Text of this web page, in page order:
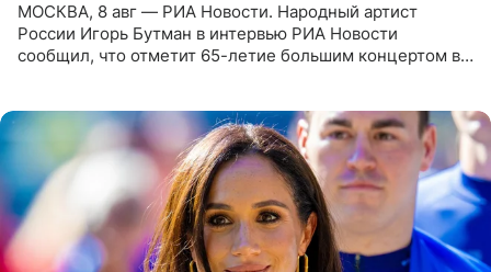
МОСКВА, 8 авг — РИА Новости. Народный артист
России Игорь Бутман в интервью РИА Новости
сообщил, что отметит 65-летие большим концертом в